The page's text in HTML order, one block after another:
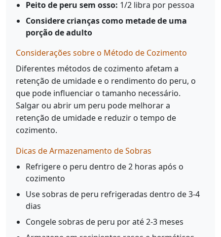
Peito de peru sem osso: 1/2 libra por pessoa
Considere crianças como metade de uma
porção de adulto
Considerações sobre o Método de Cozimento
Diferentes métodos de cozimento afetam a
retenção de umidade e o rendimento do peru, o
que pode influenciar o tamanho necessário.
Salgar ou abrir um peru pode melhorar a
retenção de umidade e reduzir o tempo de
cozimento.
Dicas de Armazenamento de Sobras
Refrigere o peru dentro de 2 horas após o
cozimento
Use sobras de peru refrigeradas dentro de 3-4
dias
Congele sobras de peru por até 2-3 meses